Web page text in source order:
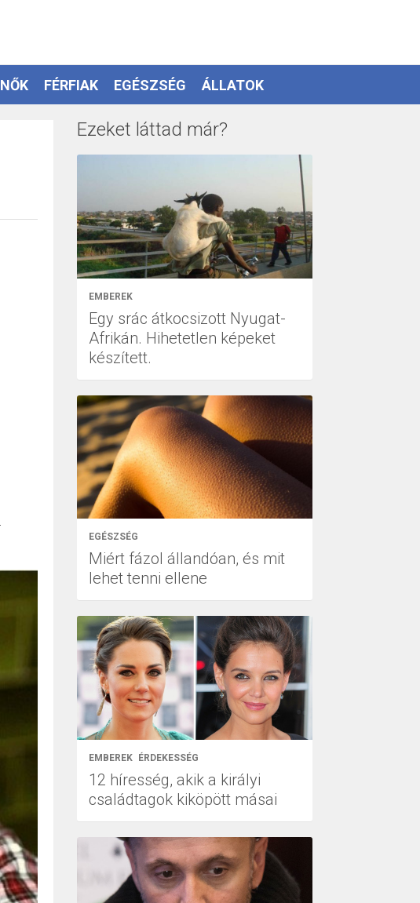
NŐK FÉRFIAK EGÉSZSÉG ÁLLATOK
Ezeket láttad már?
EMBEREK
Egy srác átkocsizott Nyugat-
Afrikán. Hihetetlen képeket
készített.
EGÉSZSÉG
Miért fázol állandóan, és mit
lehet tenni ellene
EMBEREK ÉRDEKESSÉG
12 híresség, akik a királyi
családtagok kiköpött másai